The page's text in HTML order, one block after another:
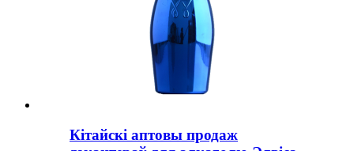
Кітайскі аптовы продаж